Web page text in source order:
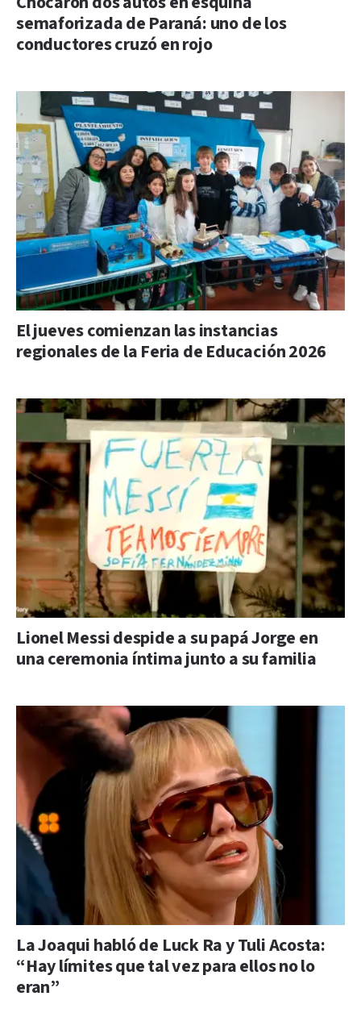
semaforizada de Paraná: uno de los
conductores cruzó en rojo
El jueves comienzan las instancias
regionales de la Feria de Educación 2026
Lionel Messi despide a su papá Jorge en
una ceremonia íntima junto a su familia
La Joaqui habló de Luck Ra y Tuli Acosta:
“Hay límites que tal vez para ellos no lo
eran”